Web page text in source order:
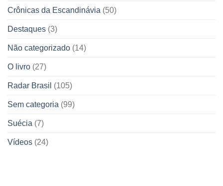
Crônicas da Escandinávia (50)
Destaques (3)
Não categorizado (14)
O livro (27)
Radar Brasil (105)
Sem categoria (99)
Suécia (7)
Vídeos (24)